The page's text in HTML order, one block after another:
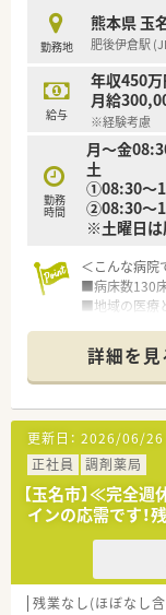
勤務地
熊本県 玉
肥後伊倉駅
給与
年収450
月給
※経験考慮
勤務
時間
月～金
土
①08:30～
②08:30～
※土曜日は
＜こんな病院
■病床数130
■地域の医療
■病院のほか
の診療所、
＜こんな職場
■内科・循環
学ぶことがで
■外来対応＋
れます。
■夜勤・休日
です。
＜福利厚生
■子供手当は
す。
詳細を見
更新日： 2026/06/26
正社員
調剤薬局
【玉名市】≪完全
インの応需です！
残業なし(ほぼなし